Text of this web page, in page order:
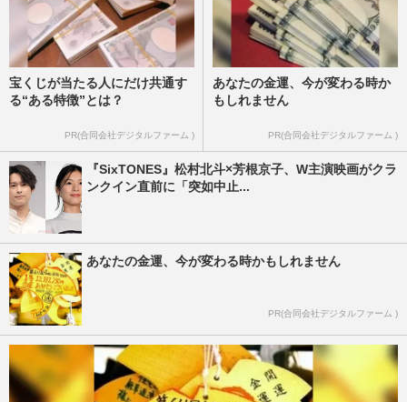
宝くじが当たる人にだけ共通す
る“ある特徴”とは？
PR(合同会社デジタルファーム )
あなたの金運、今が変わる時か
もしれません
PR(合同会社デジタルファーム )
『SixTONES』松村北斗×芳根京子、W主演映画がクラ
ンクイン直前に「突如中止...
あなたの金運、今が変わる時かもしれません
PR(合同会社デジタルファーム )